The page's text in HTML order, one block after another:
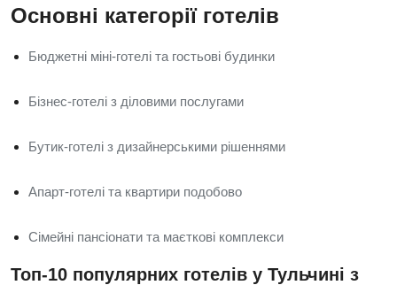
Основні категорії готелів
Бюджетні міні-готелі та гостьові будинки
Бізнес-готелі з діловими послугами
Бутик-готелі з дизайнерськими рішеннями
Апарт-готелі та квартири подобово
Сімейні пансіонати та маєткові комплекси
Топ-10 популярних готелів у Тульчині з